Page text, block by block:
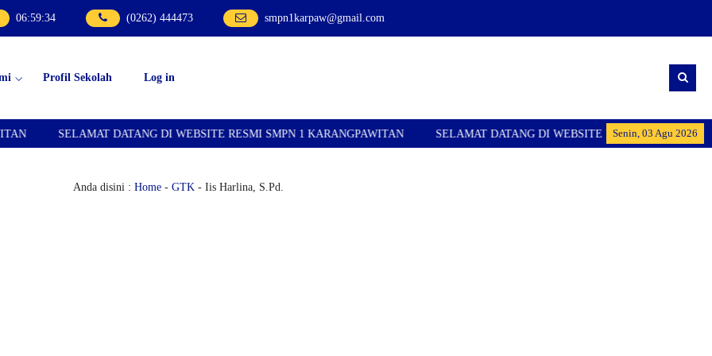
06:59:34 (0262) 444473 smpn1karpaw@gmail.com
Profil Sekolah Log in
Senin, 03 Agu 2026
SELAMAT DATANG DI WEBSITE RESMI SMPN 1 KARANGPAWITAN SELAMAT DATANG DI WEBSITE RESMI SMPN 1
Anda disini : Home- GTK- Iis Harlina, S.Pd.